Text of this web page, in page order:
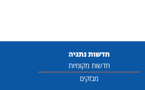
חדשות נתניה
חדשות מקומיות
מבזקים